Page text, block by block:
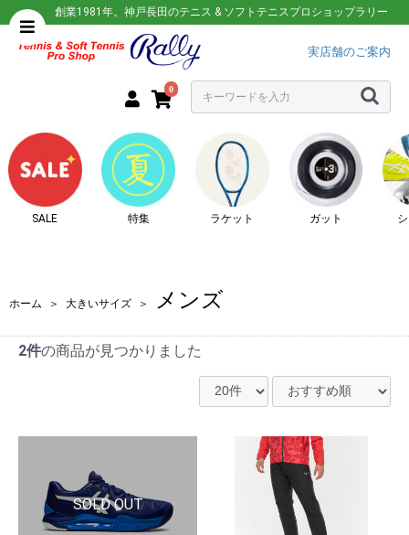
創業1981年。神戸長田のテニス & ソフトテニスプロショップラリー
実店舗のご案内
0
SALE 特集 ラケット ガット
ホーム ＞ 大きいサイズ ＞ メンズ
2件の商品が見つかりました